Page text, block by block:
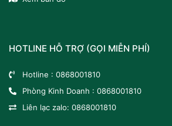
HOTLINE HỖ TRỢ (GỌI MIỄN PHÍ)
Hotline : 0868001810
Phòng Kinh Doanh : 0868001810
Liên lạc zalo: 0868001810